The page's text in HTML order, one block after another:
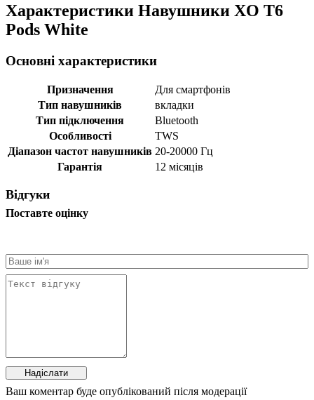
Характеристики Навушники XO T6
Pods White
Основні характеристики
Призначення
Для смартфонів
Тип навушників
вкладки
Тип підключення
Bluetooth
Особливості
TWS
Діапазон частот навушників 20-20000 Гц
Гарантія
12 місяців
Відгуки
Поставте оцінку
Ваш коментар буде опублікований після модерації